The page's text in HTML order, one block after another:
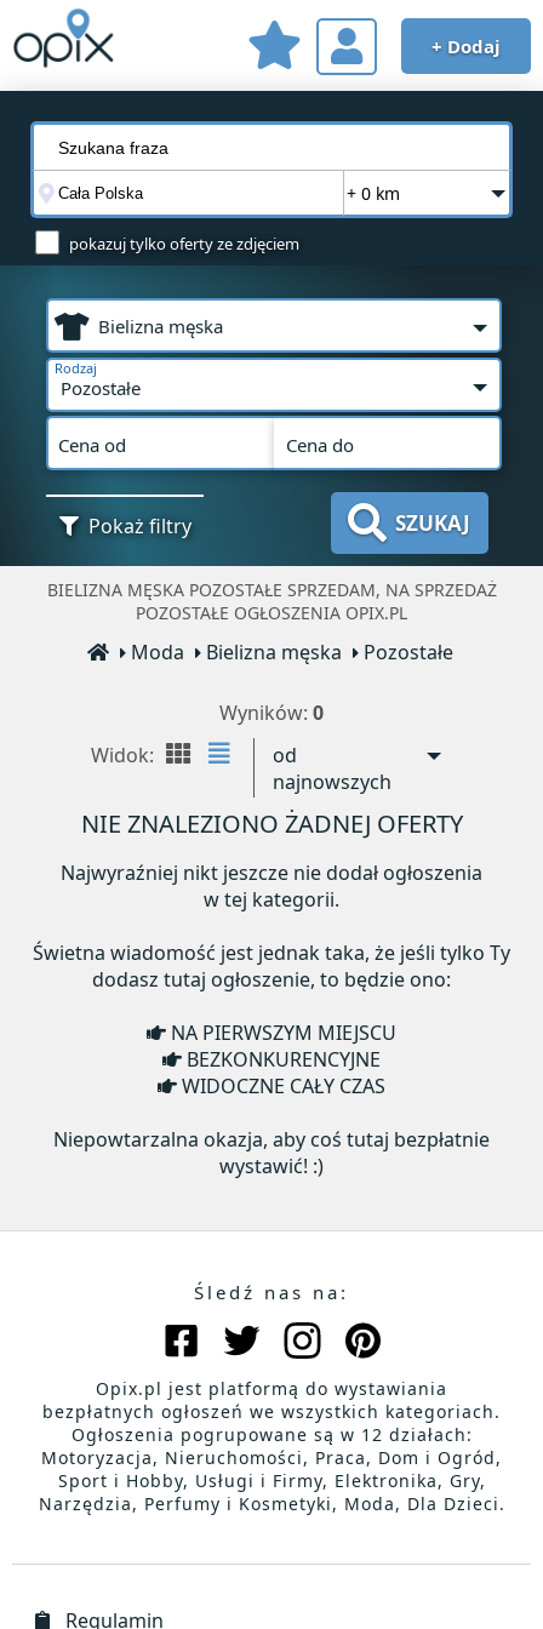
+ Dodaj
+ 0 km
pokazuj tylko oferty ze zdjęciem
Bielizna męska
Pozostałe
Rodzaj
Cena od Cena do
Pokaż filtry SZUKAJ
BIELIZNA MĘSKA POZOSTAŁE SPRZEDAM, NA SPRZEDAŻ
POZOSTAŁE OGŁOSZENIA OPIX.PL
Moda Bielizna męska Pozostałe
Wyników: 0
Widok:
od
najnowszych
NIE ZNALEZIONO ŻADNEJ OFERTY
Najwyraźniej nikt jeszcze nie dodał ogłoszenia
w tej kategorii.
Świetna wiadomość jest jednak taka, że jeśli tylko Ty
dodasz tutaj ogłoszenie, to będzie ono:
NA PIERWSZYM MIEJSCU
BEZKONKURENCYJNE
WIDOCZNE CAŁY CZAS
Niepowtarzalna okazja, aby coś tutaj bezpłatnie
wystawić! :)
Śledź nas na:
Opix.pl jest platformą do wystawiania
bezpłatnych ogłoszeń we wszystkich kategoriach.
Ogłoszenia pogrupowane są w 12 działach:
Motoryzacja, Nieruchomości, Praca, Dom i Ogród,
Sport i Hobby, Usługi i Firmy, Elektronika, Gry,
Narzędzia, Perfumy i Kosmetyki, Moda, Dla Dzieci.
Regulamin